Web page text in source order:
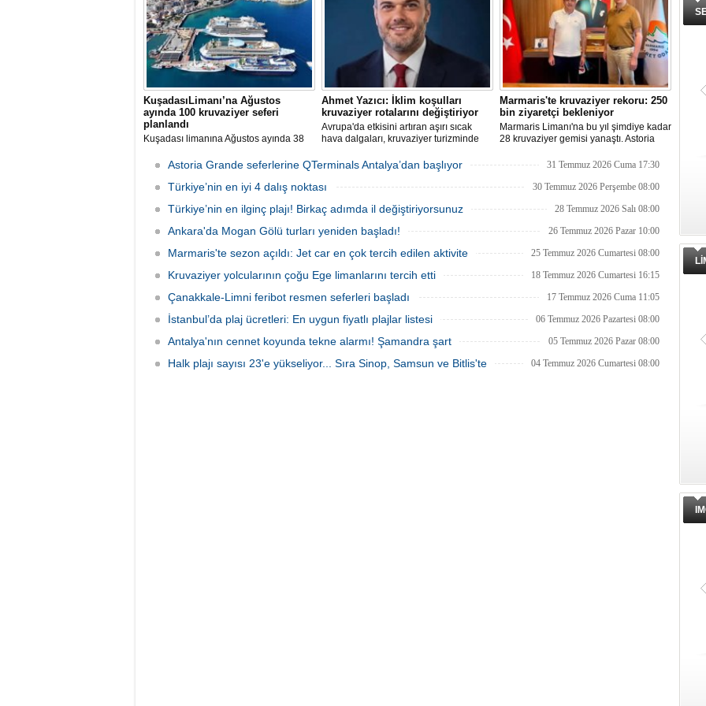
arasında yer alıyor.
KuşadasıLimanı’na Ağustos
ayında 100 kruvaziyer seferi
planlandı
Kuşadası limanına Ağustos ayında 38
uğrayacak. En yoğun günün 28 Ağustos
Ahmet Yazıcı: İklim koşulları
kruvaziyer rotalarını değiştiriyor
Avrupa'da etkisini artıran aşırı sıcak
hava dalgaları, kruvaziyer turizminde
Norveç Fiyortları, İzlanda ve Kuzey
Avrupa rotalarına ilgi artarken, deneyim
odaklı seyahat anlayışı sektörün yeni
Marmaris'te kruvaziyer rekoru: 250
bin ziyaretçi bekleniyor
Marmaris Limanı'na bu yıl şimdiye kadar
28 kruvaziyer gemisi yanaştı. Astoria
sefer eklemesiyle birlikte sezon
hedefleniyor.
Astoria Grande seferlerine QTerminals Antalya’dan başlıyor 31 Temmuz 2026 Cuma 17:30
Türkiye’nin en iyi 4 dalış noktası 30 Temmuz 2026 Perşembe 08:00
Türkiye’nin en ilginç plajı! Birkaç adımda il değiştiriyorsunuz 28 Temmuz 2026 Salı 08:00
Ankara'da Mogan Gölü turları yeniden başladı! 26 Temmuz 2026 Pazar 10:00
Marmaris'te sezon açıldı: Jet car en çok tercih edilen aktivite 25 Temmuz 2026 Cumartesi 08:00
Kruvaziyer yolcularının çoğu Ege limanlarını tercih etti 18 Temmuz 2026 Cumartesi 16:15
Çanakkale-Limni feribot resmen seferleri başladı 17 Temmuz 2026 Cuma 11:05
İstanbul’da plaj ücretleri: En uygun fiyatlı plajlar listesi 06 Temmuz 2026 Pazartesi 08:00
Antalya'nın cennet koyunda tekne alarmı! Şamandra şart 05 Temmuz 2026 Pazar 08:00
Halk plajı sayısı 23'e yükseliyor... Sıra Sinop, Samsun ve Bitlis'te 04 Temmuz 2026 Cumartesi 08:00